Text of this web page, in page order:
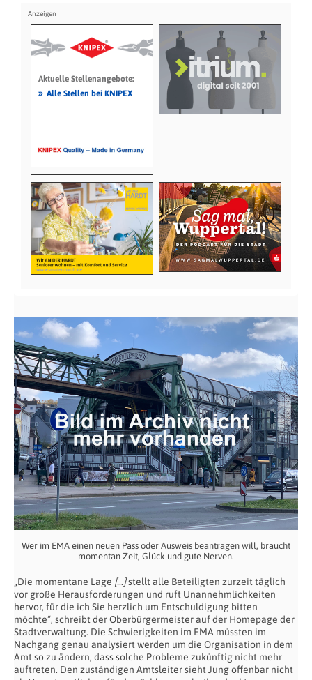
Aktuelle Stellenangebote:
» Alle Stellen bei KNIPEX
Wer im EMA einen neuen Pass oder Ausweis beantragen will, braucht
momentan Zeit, Glück und gute Nerven.
„Die momentane Lage […]stellt alle Beteiligten zurzeit täglich
vor große Herausforderungen und ruft Unannehmlichkeiten
hervor, für die ich Sie herzlich um Entschuldigung bitten
möchte“, schreibt der Oberbürgermeister auf der Homepage der
Stadtverwaltung. Die Schwierigkeiten im EMA müssten im
Nachgang genau analysiert werden um die Organisation in dem
Amt so zu ändern, dass solche Probleme zukünftig nicht mehr
auftreten. Den zuständigen Amtsleiter sieht Jung offenbar nicht